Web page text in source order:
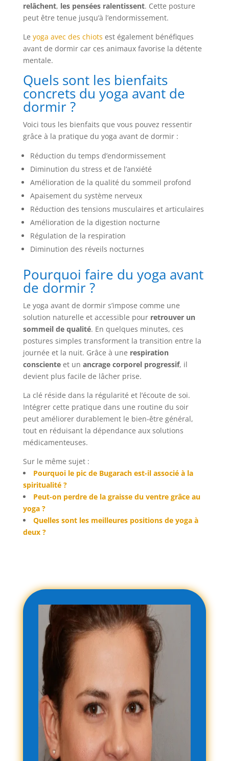
relâchent, les pensées ralentissent. Cette posture
peut être tenue jusqu’à l’endormissement.
Le yoga avec des chiots est également bénéfiques
avant de dormir car ces animaux favorise la détente
mentale.
Quels sont les bienfaits
concrets du yoga avant de
dormir ?
Voici tous les bienfaits que vous pouvez ressentir
grâce à la pratique du yoga avant de dormir :
Réduction du temps d’endormissement
Diminution du stress et de l’anxiété
Amélioration de la qualité du sommeil profond
Apaisement du système nerveux
Réduction des tensions musculaires et articulaires
Amélioration de la digestion nocturne
Régulation de la respiration
Diminution des réveils nocturnes
Pourquoi faire du yoga avant
de dormir ?
Le yoga avant de dormir s’impose comme une
solution naturelle et accessible pour retrouver un
sommeil de qualité. En quelques minutes, ces
postures simples transforment la transition entre la
journée et la nuit. Grâce à une respiration
conscienteet un ancrage corporel progressif, il
devient plus facile de lâcher prise.
La clé réside dans la régularité et l’écoute de soi.
Intégrer cette pratique dans une routine du soir
peut améliorer durablement le bien-être général,
tout en réduisant la dépendance aux solutions
médicamenteuses.
Sur le même sujet :
Pourquoi le pic de Bugarach est-il associé à la
spiritualité ?
Peut-on perdre de la graisse du ventre grâce au
yoga ?
Quelles sont les meilleures positions de yoga à
deux ?